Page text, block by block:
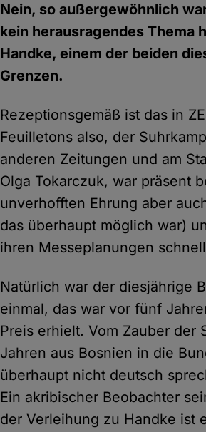
Nein, so außergewöhnlich
kein herausragendes Thema
Handke, einem der beiden
Grenzen.
Rezeptionsgemäß ist das in
Feuilletons also, der
anderen Zeitungen und am
Olga Tokarczuk, war präsent
unverhofften Ehrung aber
das überhaupt möglich war)
ihren Messeplanungen
Natürlich war der diesjährige
einmal, das war vor fünf
Preis erhielt. Vom Zauber der
Jahren aus Bosnien in die
überhaupt nicht deutsch
Ein akribischer Beobachter
der Verleihung zu Handke ist